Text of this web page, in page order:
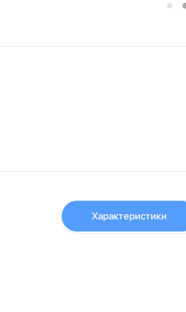
Характеристики